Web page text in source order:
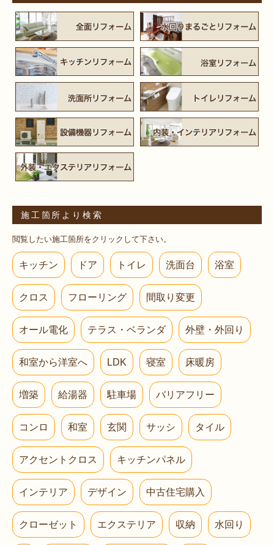
施工箇所より検索
閲覧したい施工箇所をクリックして下さい。
キッチン ドア トイレ 洗面台 浴室
クロス フローリング 間取り変更
オール電化 テラス・ベランダ 外壁・外回り
和室から洋室へ LDK 寝室 床暖房
増築 給湯器 駐車場 バリアフリー
コンロ 和室 玄関 サッシ タイル
アクセントクロス キッチンパネル
インテリア デザイン 中古住宅購入
クローゼット エクステリア 収納 水回り